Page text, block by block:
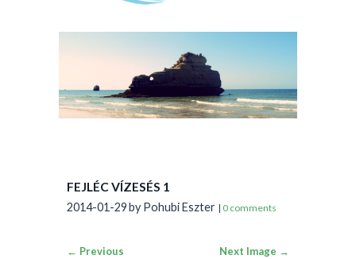
FEJLÉC VÍZESÉS 1
2014-01-29by Pohubi Eszter | 0 comments
← Previous
Next Image →